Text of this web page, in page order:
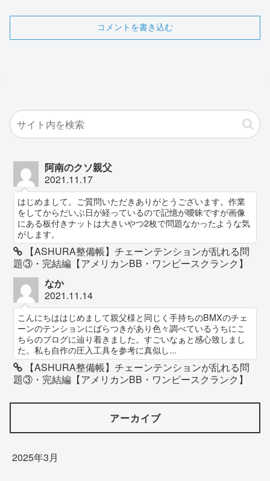
コメントを書き込む
阿南のクソ親父
2021.11.17
はじめまして。ご質問いただきありがとうございます。作業
をしてからだいぶ日が経っているので記憶が曖昧ですが画像
にある板付きナットは大きいやつ2枚で問題なかったような気
がします。
【ASHURA整備帳】チェーンテンションが乱れる問
題③・完結編【アメリカンBB・ワンピースクランク】
なか
2021.11.14
こんにちははじめまして親父様と同じく手持ちのBMXのチェ
ーンのテンションにばらつきがあり色々調べているうちにこ
ちらのブログに辿り着きました。すごいなぁと感心致しまし
た。私も自作の圧入工具を参考に真似し...
【ASHURA整備帳】チェーンテンションが乱れる問
題③・完結編【アメリカンBB・ワンピースクランク】
アーカイブ
2025年3月